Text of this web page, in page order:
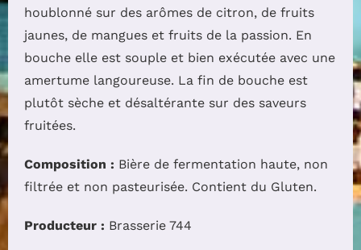
houblonné sur des arômes de citron, de fruits
jaunes, de mangues et fruits de la passion. En
bouche elle est souple et bien exécutée avec une
amertume langoureuse. La fin de bouche est
plutôt sèche et désaltérante sur des saveurs
fruitées.
Composition : Bière de fermentation haute, non
filtrée et non pasteurisée. Contient du Gluten.
Producteur : Brasserie 744